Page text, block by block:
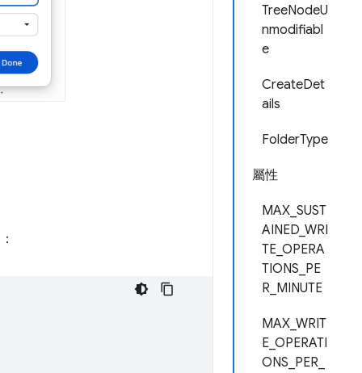
TreeNodeU
nmodifiabl
e
CreateDet
ails
FolderType
屬性
MAX_SUST
AINED_WRI
TE_OPERA
TIONS_PE
R_MINUTE
MAX_WRIT
E_OPERATI
ONS_PER_